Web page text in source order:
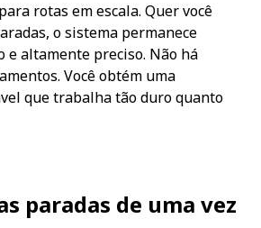
rotas em escala. Quer você
o sistema permanece
e altamente preciso. Não há
Você obtém uma
que trabalha tão duro quanto
paradas de uma vez